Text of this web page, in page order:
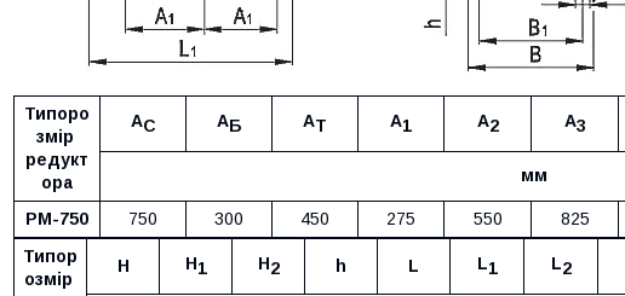
Типоро
змір
редукт
ора
АC АБ АT А1 А2 А3
мм
РМ-750 750 300 450 275 550 825
Типор
озмір
Н Н1 Н2 h L L1 L2